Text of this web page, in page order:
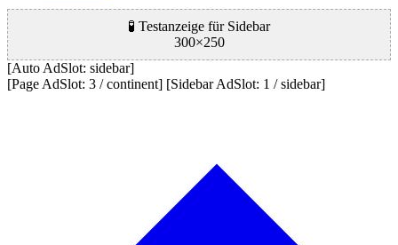
🧪 Testanzeige für Sidebar
300×250
[Auto AdSlot: sidebar]
[Page AdSlot: 3 / continent] [Sidebar AdSlot: 1 / sidebar]